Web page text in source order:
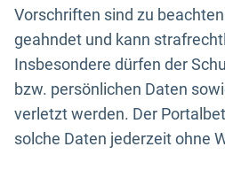
Vorschriften sind zu
geahndet und kann
Insbesondere dürfen der
bzw. persönlichen Daten
verletzt werden. Der
solche Daten jederzeit ohne